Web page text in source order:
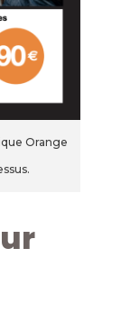
Orange